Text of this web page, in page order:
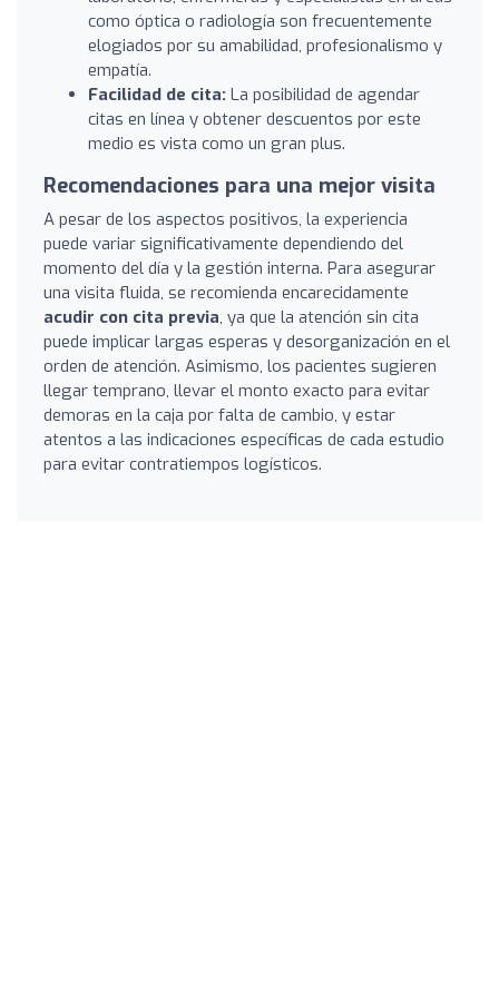
como óptica o radiología son frecuentemente
elogiados por su amabilidad, profesionalismo y
empatía.
Facilidad de cita: La posibilidad de agendar
citas en línea y obtener descuentos por este
medio es vista como un gran plus.
Recomendaciones para una mejor visita
A pesar de los aspectos positivos, la experiencia
puede variar significativamente dependiendo del
momento del día y la gestión interna. Para asegurar
una visita fluida, se recomienda encarecidamente
acudir con cita previa, ya que la atención sin cita
puede implicar largas esperas y desorganización en el
orden de atención. Asimismo, los pacientes sugieren
llegar temprano, llevar el monto exacto para evitar
demoras en la caja por falta de cambio, y estar
atentos a las indicaciones específicas de cada estudio
para evitar contratiempos logísticos.